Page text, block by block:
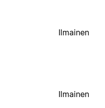
Ilmainen
Ilmainen